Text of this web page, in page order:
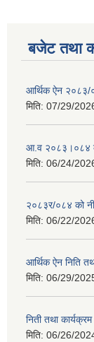
बजेट तथा
आर्थिक ऐन २०८३/
मिति: 07/29/
आ.व २०८३।०८४
मिति: 06/24/
२०८३र/०८४ को
मिति: 06/22/
आर्थिक ऐन निति
मिति: 06/29/
निती तथा
मिति: 06/26/